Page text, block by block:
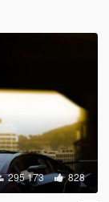
295 173 828